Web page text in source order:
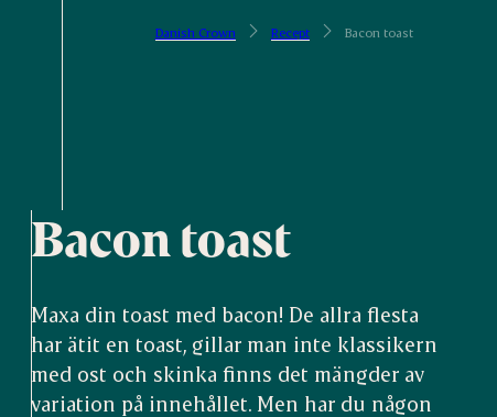
Danish Crown Recept Bacon toast
Bacon toast
Maxa din toast med bacon! De allra flesta
har ätit en toast, gillar man inte klassikern
med ost och skinka finns det mängder av
variation på innehållet. Men har du någon